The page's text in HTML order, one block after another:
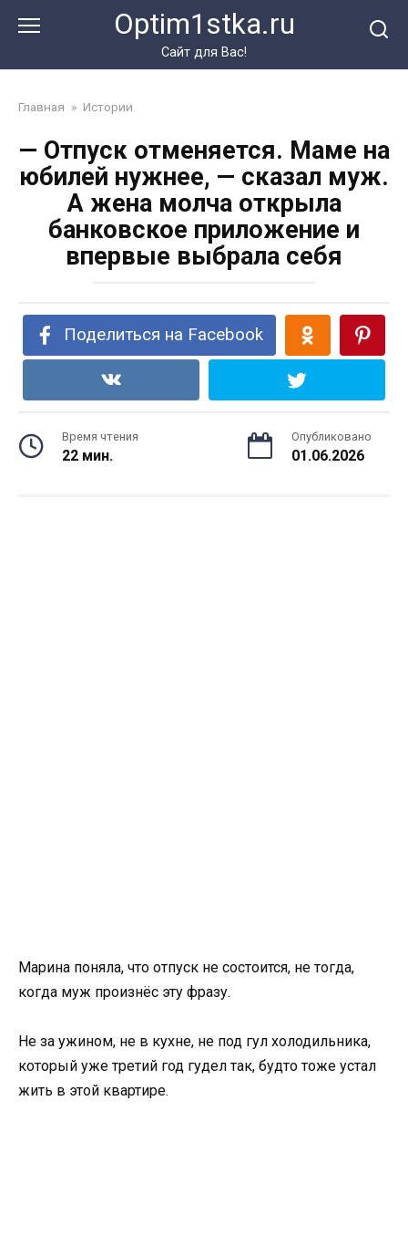
Optim1stka.ru
Сайт для Вас!
Главная » Истории
— Отпуск отменяется. Маме на
юбилей нужнее, — сказал муж.
А жена молча открыла
банковское приложение и
впервые выбрала себя
Поделиться на Facebook
Время чтения
22 мин.
Опубликовано
01.06.2026
Марина поняла, что отпуск не состоится, не тогда,
когда муж произнёс эту фразу.
Не за ужином, не в кухне, не под гул холодильника,
который уже третий год гудел так, будто тоже устал
жить в этой квартире.